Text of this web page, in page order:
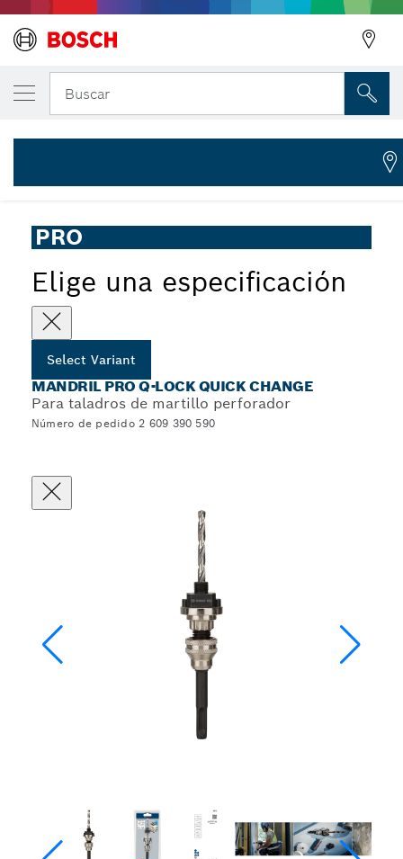
Buscar
...
para sistema de cambio rápido (Quick Change) para sierras
PRO
Elige una especificación
Select Variant
MANDRIL PRO Q-LOCK QUICK CHANGE
Para taladros de martillo perforador
Número de pedido 2 609 390 590
Mandril PRO Q-Lock, vástago SDS plus
2 609 390 590